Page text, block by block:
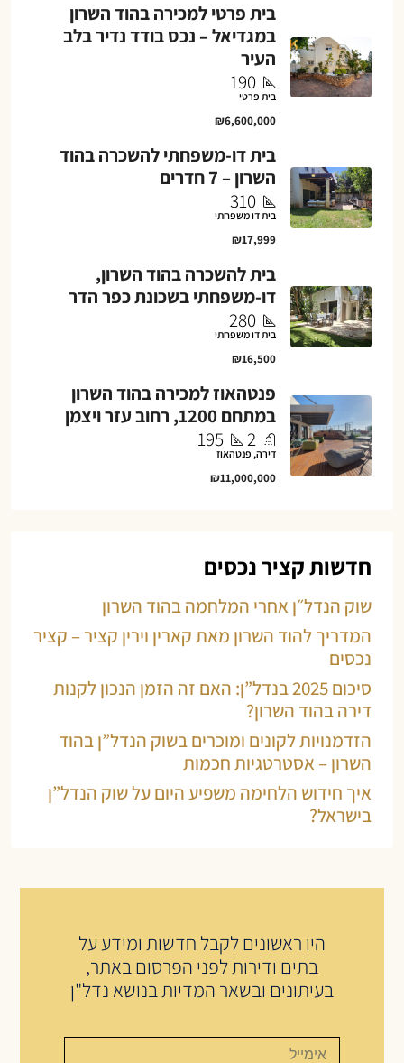
בית פרטי למכירה בהוד השרון
במגדיאל – נכס בודד נדיר בלב
העיר
190
בית פרטי
₪6,600,000
בית דו-משפחתי להשכרה בהוד
השרון – 7 חדרים
310
בית דו משפחתי
₪17,999
בית להשכרה בהוד השרון,
דו-משפחתי בשכונת כפר הדר
280
בית דו משפחתי
₪16,500
פנטהאוז למכירה בהוד השרון
במתחם 1200, רחוב עזר ויצמן
2
195
דירה, פנטהאוז
₪11,000,000
חדשות קציר נכסים
שוק הנדל״ן אחרי המלחמה בהוד השרון
המדריך להוד השרון מאת קארין וירין קציר – קציר
נכסים
סיכום 2025 בנדל”ן: האם זה הזמן הנכון לקנות
דירה בהוד השרון?
הזדמנויות לקונים ומוכרים בשוק הנדל”ן בהוד
השרון – אסטרטגיות חכמות
איך חידוש הלחימה משפיע היום על שוק הנדל”ן
בישראל?
היו ראשונים לקבל חדשות ומידע על
בתים ודירות לפני הפרסום באתר,
בעיתונים ובשאר המדיות בנושא נדל"ן